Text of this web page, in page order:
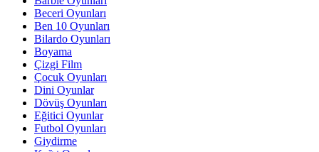
Beceri Oyunları
Ben 10 Oyunları
Bilardo Oyunları
Boyama
Çizgi Film
Çocuk Oyunları
Dini Oyunlar
Dövüş Oyunları
Eğitici Oyunlar
Futbol Oyunları
Giydirme